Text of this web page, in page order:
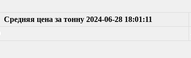
Средняя цена за тонну 2024-06-28 18:01:11